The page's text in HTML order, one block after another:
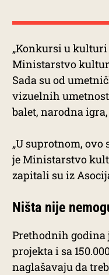
„Konkursi u
Ministarstvo
Sada su od
vizuelnih
balet, narodna
„U suprotnom,
je Ministarstvo
zapitali su iz
Ništa nije
Prethodnih godina
projekta i sa
naglašavaju da